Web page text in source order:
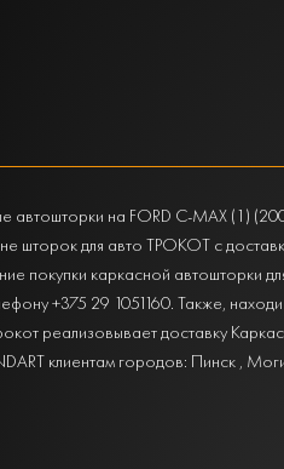
автошторки на FORD C-MAX (1)
шторок для авто ТРОКОТ с
покупки каркасной автошторки
+375 29 1051160. Также,
реализовывает доставку
клиентам городов: Пинск ,